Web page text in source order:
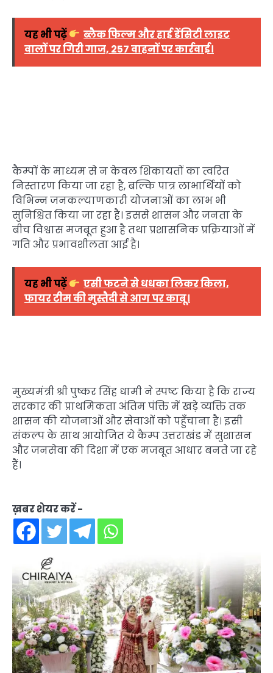
यह भी पढ़ें
ब्लैक फिल्म और हाई डेंसिटी लाइट
वालों पर गिरी गाज, 257 वाहनों पर कार्रवाई।
कैम्पों के माध्यम से न केवल शिकायतों का त्वरित
निस्तारण किया जा रहा है, बल्कि पात्र लाभार्थियों को
विभिन्न जनकल्याणकारी योजनाओं का लाभ भी
सुनिश्चित किया जा रहा है। इससे शासन और जनता के
बीच विश्वास मजबूत हुआ है तथा प्रशासनिक प्रक्रियाओं में
गति और प्रभावशीलता आई है।
यह भी पढ़ें
एसी फटने से धधका लिकर किला,
फायर टीम की मुस्तैदी से आग पर काबू।
मुख्यमंत्री श्री पुष्कर सिंह धामी ने स्पष्ट किया है कि राज्य
सरकार की प्राथमिकता अंतिम पंक्ति में खड़े व्यक्ति तक
शासन की योजनाओं और सेवाओं को पहुँचाना है। इसी
संकल्प के साथ आयोजित ये कैम्प उत्तराखंड में सुशासन
और जनसेवा की दिशा में एक मजबूत आधार बनते जा रहे
हैं।
ख़बर शेयर करें -